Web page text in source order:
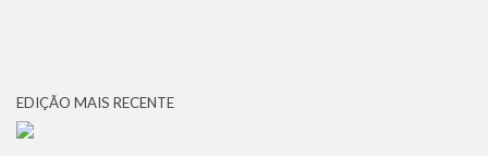
EDIÇÃO MAIS RECENTE